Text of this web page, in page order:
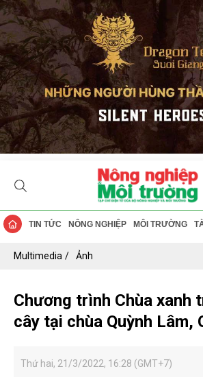
TIN TỨC NÔNG NGHIỆP MÔI TRƯỜNG
Multimedia Ảnh
Chương trình Chùa xanh
cây tại chùa Quỳnh Lâm,
Thứ hai, 21/3/2022, 16:28 (GMT+7)